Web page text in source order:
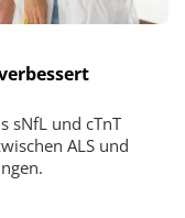
sNfL und cTnT
ALS und